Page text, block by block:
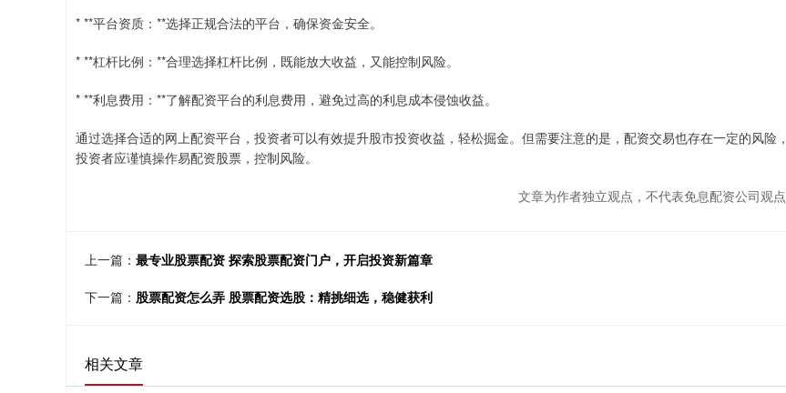
* **平台资质：**选择正规合法的平台，确保资金安全。
* **杠杆比例：**合理选择杠杆比例，既能放大收益，又能控制风险。
* **利息费用：**了解配资平台的利息费用，避免过高的利息成本侵蚀收益。
通过选择合适的网上配资平台，投资者可以有效提升股市投资收益，轻松掘金。但需要注意的是，配资交易也存在一定的风险，
投资者应谨慎操作易配资股票，控制风险。
文章为作者独立观点，不代表免息配资公司观点
上一篇： 最专业股票配资 探索股票配资门户，开启投资新篇章
下一篇： 股票配资怎么弄 股票配资选股：精挑细选，稳健获利
相关文章